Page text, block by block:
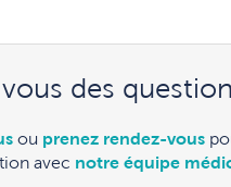
des
ou prenez rendez-vous
avec notre équipe